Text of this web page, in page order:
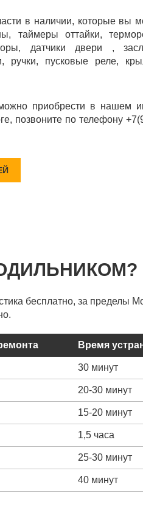
в наличии, которые вы
таймеры оттайки,
датчики двери ,
ручки, пусковые реле,
приобрести в нашем
позвоните по телефону
бесплатно, за пределы
Время
30 минут
20-30 минут
15-20 минут
1,5 часа
25-30 минут
40 минут